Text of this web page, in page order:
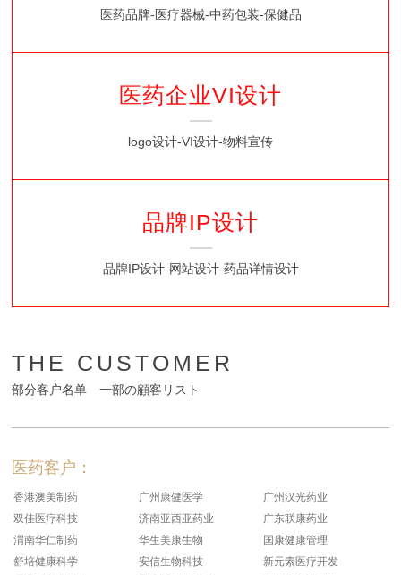
医药品牌-医疗器械-中药包装-保健品
医药企业VI设计
logo设计-VI设计-物料宣传
品牌IP设计
品牌IP设计-网站设计-药品详情设计
THE CUSTOMER
部分客户名单 一部の顧客リスト
医药客户：
香港澳美制药
双佳医疗科技
渭南华仁制药
舒培健康科学
广州康健医学
济南亚西亚药业
华生美康生物
安信生物科技
广州汉光药业
广东联康药业
国康健康管理
新元素医疗开发